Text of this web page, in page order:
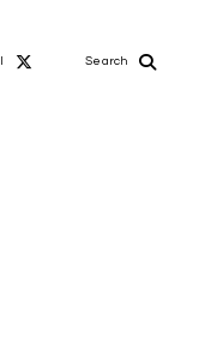
Search